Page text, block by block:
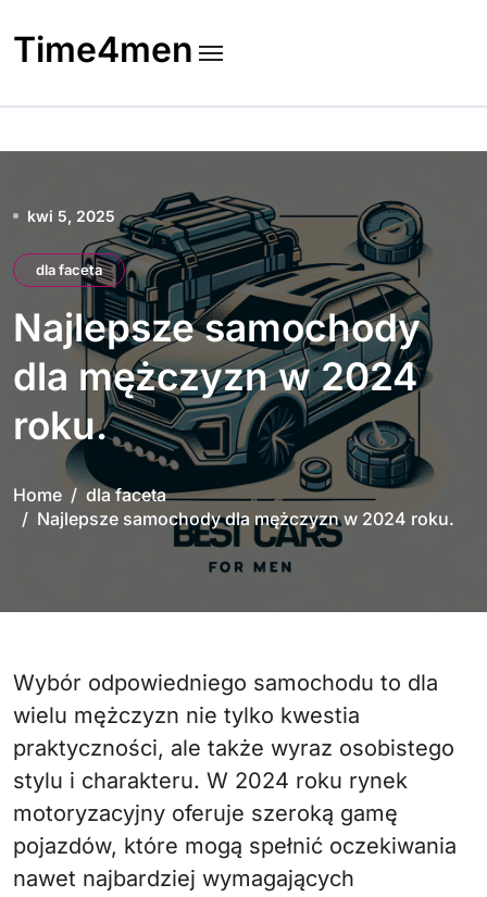
to
content
Time4men
kwi 5, 2025
dla faceta
Najlepsze samochody
dla mężczyzn w 2024
roku.
Home
dla faceta
Najlepsze samochody dla mężczyzn w 2024 roku.
Wybór odpowiedniego samochodu to dla
wielu mężczyzn nie tylko kwestia
praktyczności, ale także wyraz osobistego
stylu i charakteru. W 2024 roku rynek
motoryzacyjny oferuje szeroką gamę
pojazdów, które mogą spełnić oczekiwania
nawet najbardziej wymagających